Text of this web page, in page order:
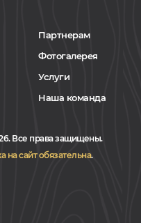
Партнерам
Фотогалерея
Услуги
Наша команда
Все права защищены.
на сайт обязательна.